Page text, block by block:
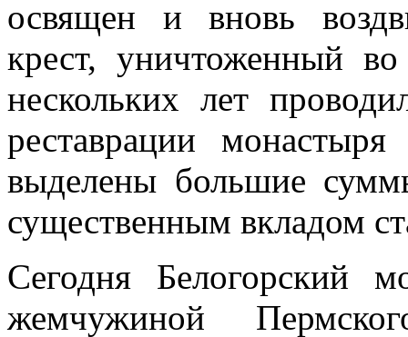
освящен и вновь
крест, уничтоженный
нескольких лет
реставрации
выделены большие
существенным вкладом
Сегодня Белогорский
жемчужиной